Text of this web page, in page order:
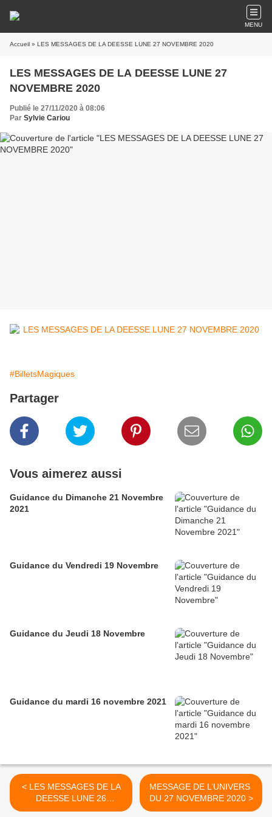
MENU
Accueil » LES MESSAGES DE LA DEESSE LUNE 27 NOVEMBRE 2020
LES MESSAGES DE LA DEESSE LUNE 27
NOVEMBRE 2020
Publié le 27/11/2020 à 08:06
Par Sylvie Cariou
#BilletsMagiques
Partager
Vous aimerez aussi
Guidance du Dimanche 21 Novembre
2021
Guidance du Vendredi 19 Novembre
Guidance du Jeudi 18 Novembre
Guidance du mardi 16 novembre 2021
< LES MESSAGES DE LA
DEESSE LUNE 26
NOVEMBRE 2020
MESSAGE DE L’UNIVERS
DU 27 NOVEMBRE 2020 >